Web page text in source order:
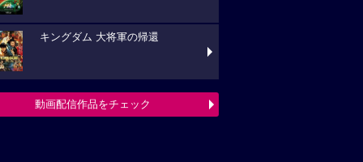
キングダム 大将軍の帰還
動画配信作品をチェック